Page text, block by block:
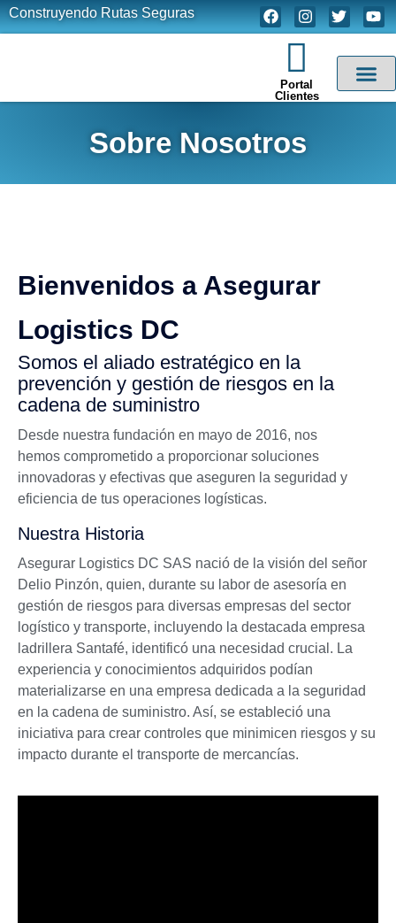
Construyendo Rutas Seguras
Portal
Clientes
Sobre Nosotros
Bienvenidos a Asegurar
Logistics DC
Somos el aliado estratégico en la
prevención y gestión de riesgos en la
cadena de suministro
Desde nuestra fundación en mayo de 2016, nos
hemos comprometido a proporcionar soluciones
innovadoras y efectivas que aseguren la seguridad y
eficiencia de tus operaciones logísticas.
Nuestra Historia
Asegurar Logistics DC SAS nació de la visión del señor
Delio Pinzón, quien, durante su labor de asesoría en
gestión de riesgos para diversas empresas del sector
logístico y transporte, incluyendo la destacada empresa
ladrillera Santafé, identificó una necesidad crucial. La
experiencia y conocimientos adquiridos podían
materializarse en una empresa dedicada a la seguridad
en la cadena de suministro. Así, se estableció una
iniciativa para crear controles que minimicen riesgos y su
impacto durante el transporte de mercancías.